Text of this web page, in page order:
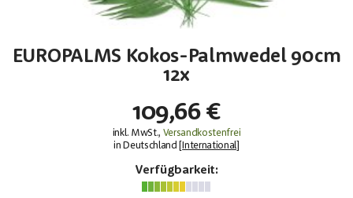
EUROPALMS Kokos-Palmwedel 90cm
12x
109,66 €
inkl. MwSt., Versandkostenfrei
in Deutschland [
International
Verfügbarkeit: